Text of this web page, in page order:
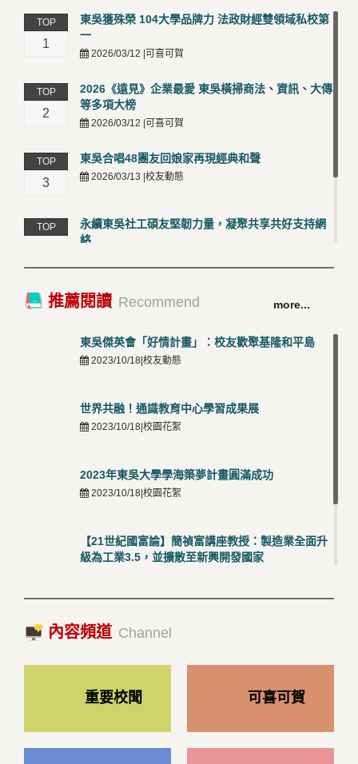
TOP
1
東吳獲殊榮 104大學品牌力 法政財經雙領域私校第
一
2026/03/12 |可喜可賀
TOP
2
2026《遠見》企業最愛 東吳橫掃商法、資訊、大傳
等多項大榜
2026/03/12 |可喜可賀
TOP
3
東吳合唱48團友回娘家再現經典和聲
2026/03/13 |校友動態
TOP
永續東吳社工碩友堅韌力量，凝聚共享共好支持網
絡
TOP
卓越永續校園 東吳大學連奪 ISO 14001、45001 及
50001三大國際驗證殊榮
推薦閱讀 Recommend more...
東吳傑英會「好情計畫」：校友歡聚基隆和平島
2023/10/18|校友動態
世界共融！通識教育中心學習成果展
2023/10/18|校園花絮
2023年東吳大學學海築夢計畫圓滿成功
2023/10/18|校園花絮
【21世紀國富論】簡禎富講座教授：製造業全面升
級為工業3.5，並擴散至新興開發國家
2023/10/18|推薦閱讀
內容頻道 Channel
重要校聞 可喜可賀